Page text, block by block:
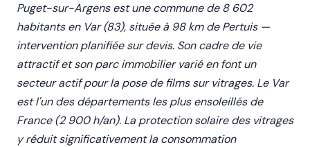
Puget-sur-Argens est une commune de 8 602
habitants en Var (83), située à 98 km de Pertuis —
intervention planifiée sur devis. Son cadre de vie
attractif et son parc immobilier varié en font un
secteur actif pour la pose de films sur vitrages. Le Var
est l'un des départements les plus ensoleillés de
France (2 900 h/an). La protection solaire des vitrages
y réduit significativement la consommation